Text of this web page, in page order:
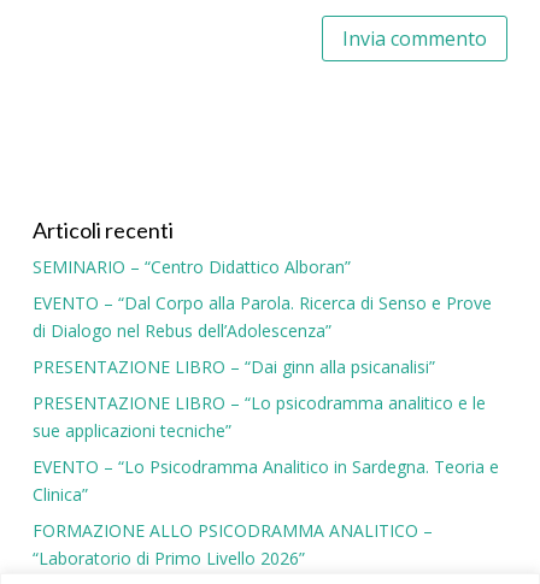
Articoli recenti
SEMINARIO – “Centro Didattico Alboran”
EVENTO – “Dal Corpo alla Parola. Ricerca di Senso e Prove
di Dialogo nel Rebus dell’Adolescenza”
PRESENTAZIONE LIBRO – “Dai ginn alla psicanalisi”
PRESENTAZIONE LIBRO – “Lo psicodramma analitico e le
sue applicazioni tecniche”
EVENTO – “Lo Psicodramma Analitico in Sardegna. Teoria e
Clinica”
FORMAZIONE ALLO PSICODRAMMA ANALITICO –
“Laboratorio di Primo Livello 2026”